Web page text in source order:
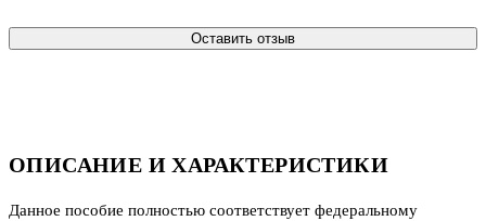
ОПИСАНИЕ И ХАРАКТЕРИСТИКИ
Данное пособие полностью соответствует федеральному
Оставить отзыв